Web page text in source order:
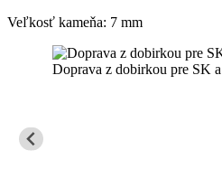
Veľkosť kameňa: 7 mm
Doprava z dobirkou pre SK